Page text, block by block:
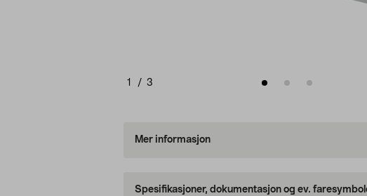
1 / 3
Mer informasjon
Spesifikasjoner, dokumentasjon og ev.